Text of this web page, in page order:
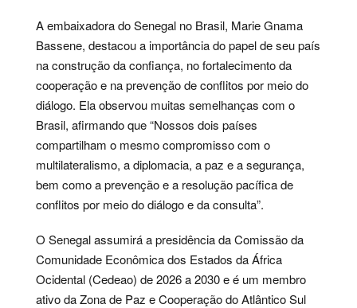
A embaixadora do Senegal no Brasil, Marie Gnama
Bassene, destacou a importância do papel de seu país
na construção da confiança, no fortalecimento da
cooperação e na prevenção de conflitos por meio do
diálogo. Ela observou muitas semelhanças com o
Brasil, afirmando que “Nossos dois países
compartilham o mesmo compromisso com o
multilateralismo, a diplomacia, a paz e a segurança,
bem como a prevenção e a resolução pacífica de
conflitos por meio do diálogo e da consulta”.
O Senegal assumirá a presidência da Comissão da
Comunidade Econômica dos Estados da África
Ocidental (Cedeao) de 2026 a 2030 e é um membro
ativo da Zona de Paz e Cooperação do Atlântico Sul